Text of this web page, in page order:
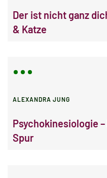
Der ist nicht ganz
& Katze
ALEXANDRA JUNG
Psychokinesiologie
Spur